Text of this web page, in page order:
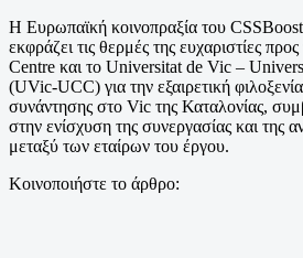
Η Ευρωπαϊκή κοινοπραξία του
εκφράζει τις θερμές της ευχαριστίες
Centre και το Universitat de Vic –
(UVic-UCC) για την εξαιρετική
συνάντησης στο Vic της Καταλονίας,
στην ενίσχυση της συνεργασίας και της
μεταξύ των εταίρων του έργου.
Κοινοποιήστε το άρθρο: